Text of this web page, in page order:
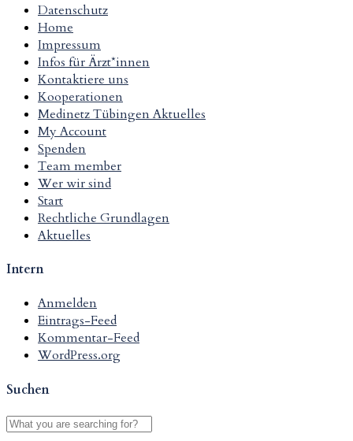
Datenschutz
Home
Impressum
Infos für Ärzt*innen
Kontaktiere uns
Kooperationen
Medinetz Tübingen Aktuelles
My Account
Spenden
Team member
Wer wir sind
Start
Rechtliche Grundlagen
Aktuelles
Intern
Anmelden
Eintrags-Feed
Kommentar-Feed
WordPress.org
Suchen